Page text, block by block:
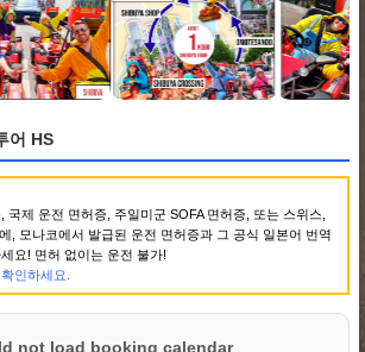
어 HS
국제 운전 면허증, 주일미군 SOFA 면허증, 또는 스위스,
, 모나코에서 발급된 운전 면허증과 그 공식 일본어 번역
요! 면허 없이는 운전 불가!
인하세요.
not load booking calendar